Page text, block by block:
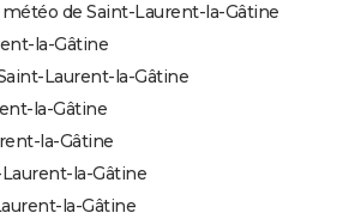
de Saint-Laurent-la-Gâtine
la-Gâtine
Laurent-la-Gâtine
la-Gâtine
la-Gâtine
la-Gâtine
la-Gâtine